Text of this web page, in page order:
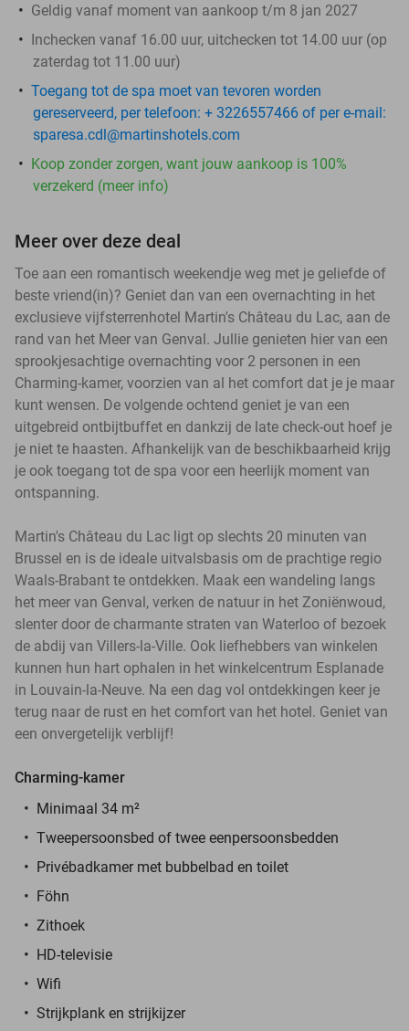
Geldig vanaf moment van aankoop t/m 8 jan 2027
Inchecken vanaf 16.00 uur, uitchecken tot 14.00 uur (op
zaterdag tot 11.00 uur)
Toegang tot de spa moet van tevoren worden
gereserveerd, per telefoon: + 3226557466 of per e-mail:
sparesa.cdl@martinshotels.com
Koop zonder zorgen, want jouw aankoop is 100%
verzekerd (meer info)
Meer over deze deal
Toe aan een romantisch weekendje weg met je geliefde of
beste vriend(in)? Geniet dan van een overnachting in het
exclusieve vijfsterrenhotel Martin's Château du Lac, aan de
rand van het Meer van Genval. Jullie genieten hier van een
sprookjesachtige overnachting voor 2 personen in een
Charming-kamer, voorzien van al het comfort dat je je maar
kunt wensen. De volgende ochtend geniet je van een
uitgebreid ontbijtbuffet en dankzij de late check-out hoef je
je niet te haasten. Afhankelijk van de beschikbaarheid krijg
je ook toegang tot de spa voor een heerlijk moment van
ontspanning.
Martin's Château du Lac ligt op slechts 20 minuten van
Brussel en is de ideale uitvalsbasis om de prachtige regio
Waals-Brabant te ontdekken. Maak een wandeling langs
het meer van Genval, verken de natuur in het Zoniënwoud,
slenter door de charmante straten van Waterloo of bezoek
de abdij van Villers-la-Ville. Ook liefhebbers van winkelen
kunnen hun hart ophalen in het winkelcentrum Esplanade
in Louvain-la-Neuve. Na een dag vol ontdekkingen keer je
terug naar de rust en het comfort van het hotel. Geniet van
een onvergetelijk verblijf!
Charming-kamer
Minimaal 34 m²
Tweepersoonsbed of twee eenpersoonsbedden
Privébadkamer met bubbelbad en toilet
Föhn
Zithoek
HD-televisie
Wifi
Strijkplank en strijkijzer